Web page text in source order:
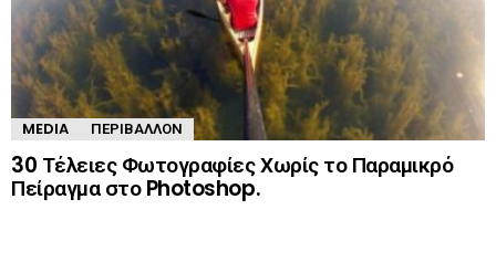
MEDIA ΠΕΡΙΒΆΛΛΟΝ
30 Τέλειες Φωτογραφίες Χωρίς το Παραμικρό
Πείραγμα στο Photoshop.